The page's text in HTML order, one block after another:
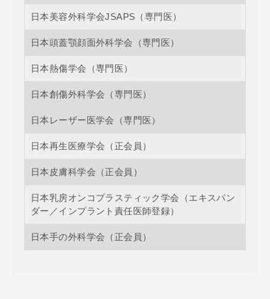
日本美容外科学会JSAPS（専門医）
日本頭蓋顎顔面外科学会（専門医）
日本熱傷学会（専門医）
日本創傷外科学会（専門医）
日本レーザー医学会（専門医）
日本再生医療学会（正会員）
日本皮膚科学会（正会員）
日本乳房オンコプラスティック学会（エキスパン
ダー／インプラント責任医師登録）
日本手の外科学会（正会員）